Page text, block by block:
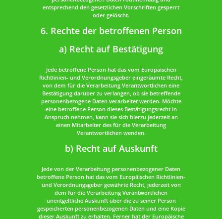
entsprechend den gesetzlichen Vorschriften gesperrt
oder gelöscht.
6. Rechte der betroffenen Person
a) Recht auf Bestätigung
Jede betroffene Person hat das vom Europäischen
Richtlinien- und Verordnungsgeber eingeräumte Recht,
von dem für die Verarbeitung Verantwortlichen eine
Bestätigung darüber zu verlangen, ob sie betreffende
personenbezogene Daten verarbeitet werden. Möchte
eine betroffene Person dieses Bestätigungsrecht in
Anspruch nehmen, kann sie sich hierzu jederzeit an
einen Mitarbeiter des für die Verarbeitung
Verantwortlichen wenden.
b) Recht auf Auskunft
Jede von der Verarbeitung personenbezogener Daten
betroffene Person hat das vom Europäischen Richtlinien-
und Verordnungsgeber gewährte Recht, jederzeit von
dem für die Verarbeitung Verantwortlichen
unentgeltliche Auskunft über die zu seiner Person
gespeicherten personenbezogenen Daten und eine Kopie
dieser Auskunft zu erhalten. Ferner hat der Europäische